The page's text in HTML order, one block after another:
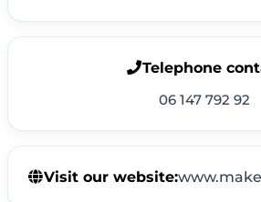
Telephone
06 147 792 92
Visit our website: